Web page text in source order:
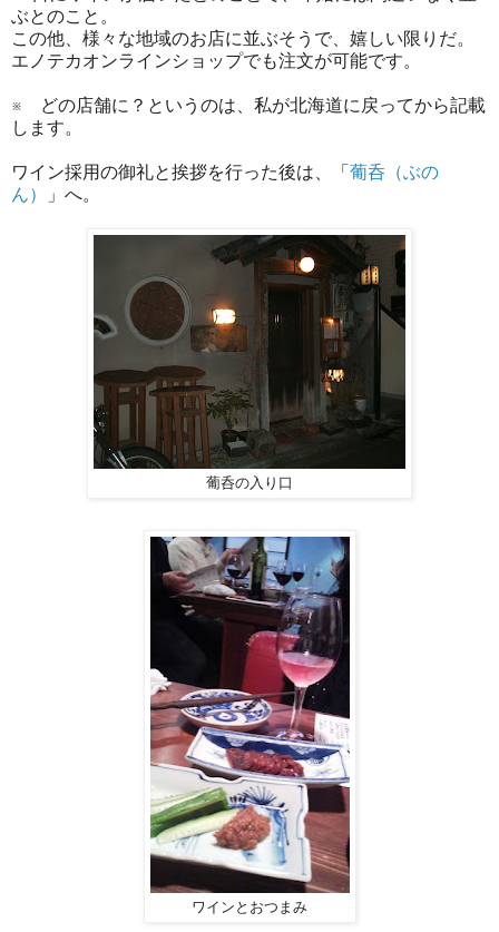
ぶとのこと。
この他、様々な地域のお店に並ぶそうで、嬉しい限りだ。
エノテカオンラインショップでも注文が可能です。
※ どの店舗に？というのは、私が北海道に戻ってから記載
します。
ワイン採用の御礼と挨拶を行った後は、「 葡呑（ぶの
ん）
」へ。
葡呑の入り口
ワインとおつまみ